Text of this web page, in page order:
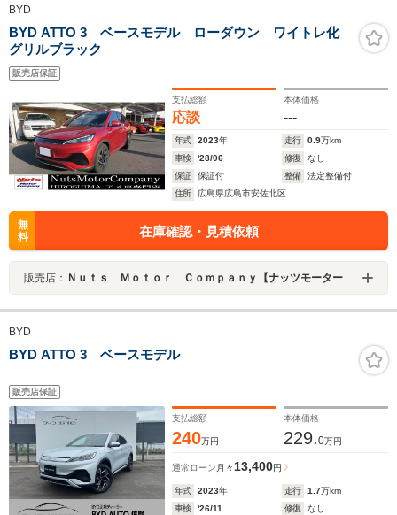
BYD
BYD ATTO 3 ベースモデル ローダウン ワイトレ化
グリルブラック
販売店保証
支払総額
応談
本体価格
---
年式 2023年 走行 0.9万km
車検
'28/06 修復
なし
保証
保証付 整備
法定整備付
住所
広島県広島市安佐北区
無
料
在庫確認・見積依頼
販売店： Ｎｕｔｓ Ｍｏｔｏｒ Ｃｏｍｐａｎｙ【ナッツモーターカンパニー】
BYD
BYD ATTO 3 ベースモデル
販売店保証
支払総額
240万円
本体価格
229.0万円
通常ローン 月々 13,400円
年式 2023年 走行 1.7万km
車検
'26/11 修復
なし